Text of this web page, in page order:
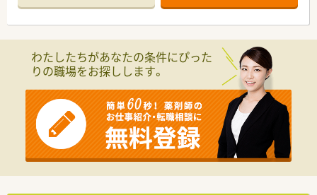
≪募集について≫
・福島市エリアでパート募集
・若手や子育て世代、シニアスタッフなど幅広い年代の方が活躍
しています
・様々な希望や働き方、ライフプランに柔軟に対応し、働きやす
い職場環境を整備している薬局のパート求人です◎
わたしたちがあなたの条件にぴった
りの職場をお探しします。